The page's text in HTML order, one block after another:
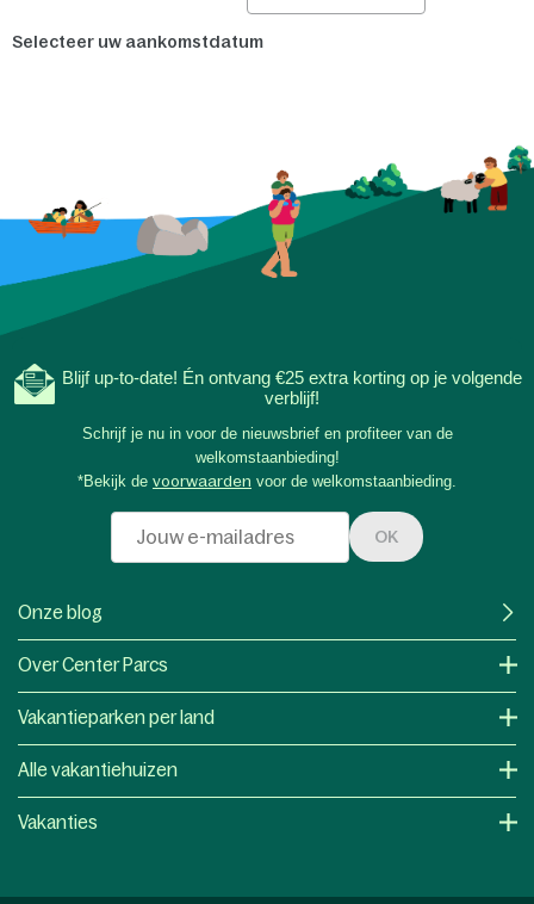
Selecteer uw aankomstdatum
Blijf up-to-date! Én ontvang €25 extra korting op je volgende
verblijf!
Schrijf je nu in voor de nieuwsbrief en profiteer van de
welkomstaanbieding!
*Bekijk de voorwaarden voor de welkomstaanbieding.
OK
Onze blog
Over Center Parcs
Vakantieparken per land
Alle vakantiehuizen
Vakanties